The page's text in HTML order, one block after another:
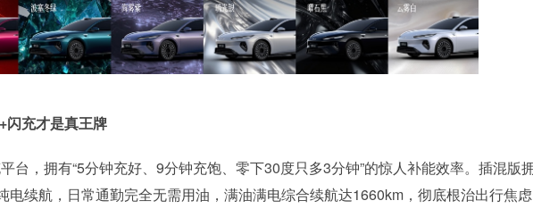
闪充才是真王牌
台，拥有“5分钟充好、9分钟充饱、零下30度只多3分钟”的惊人补能效率。插混版
电续航，日常通勤完全无需用油，满油满电综合续航达1660km，彻底根治出行焦虑